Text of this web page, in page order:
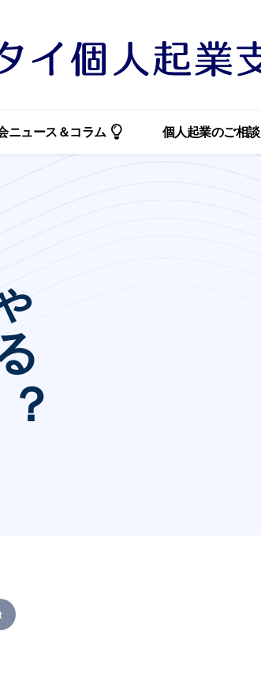
ニュース＆コラム 個人起業のご相談